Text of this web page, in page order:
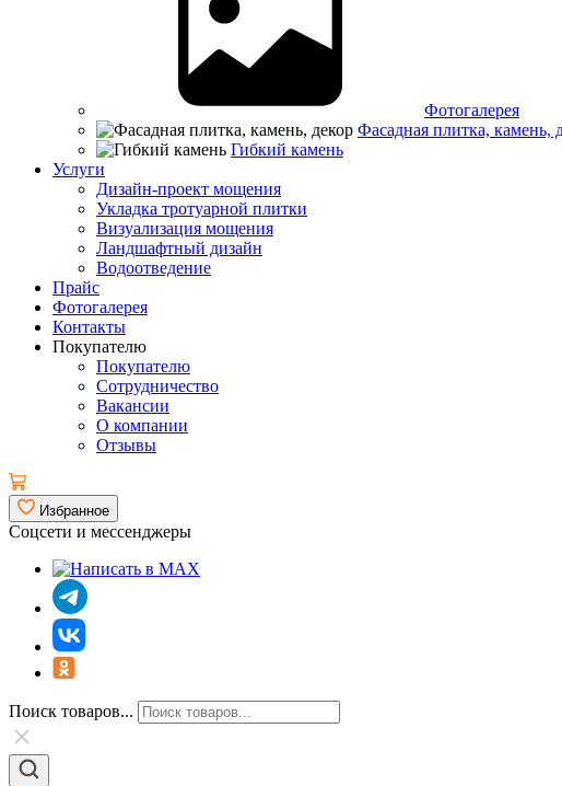
Фотогалерея
Фасадная плитка, камень,
Гибкий камень
Услуги
Дизайн-проект мощения
Укладка тротуарной плитки
Визуализация мощения
Ландшафтный дизайн
Водоотведение
Прайс
Фотогалерея
Контакты
Покупателю
Покупателю
Сотрудничество
Вакансии
О компании
Отзывы
Избранное
Соцсети и мессенджеры
Поиск товаров...